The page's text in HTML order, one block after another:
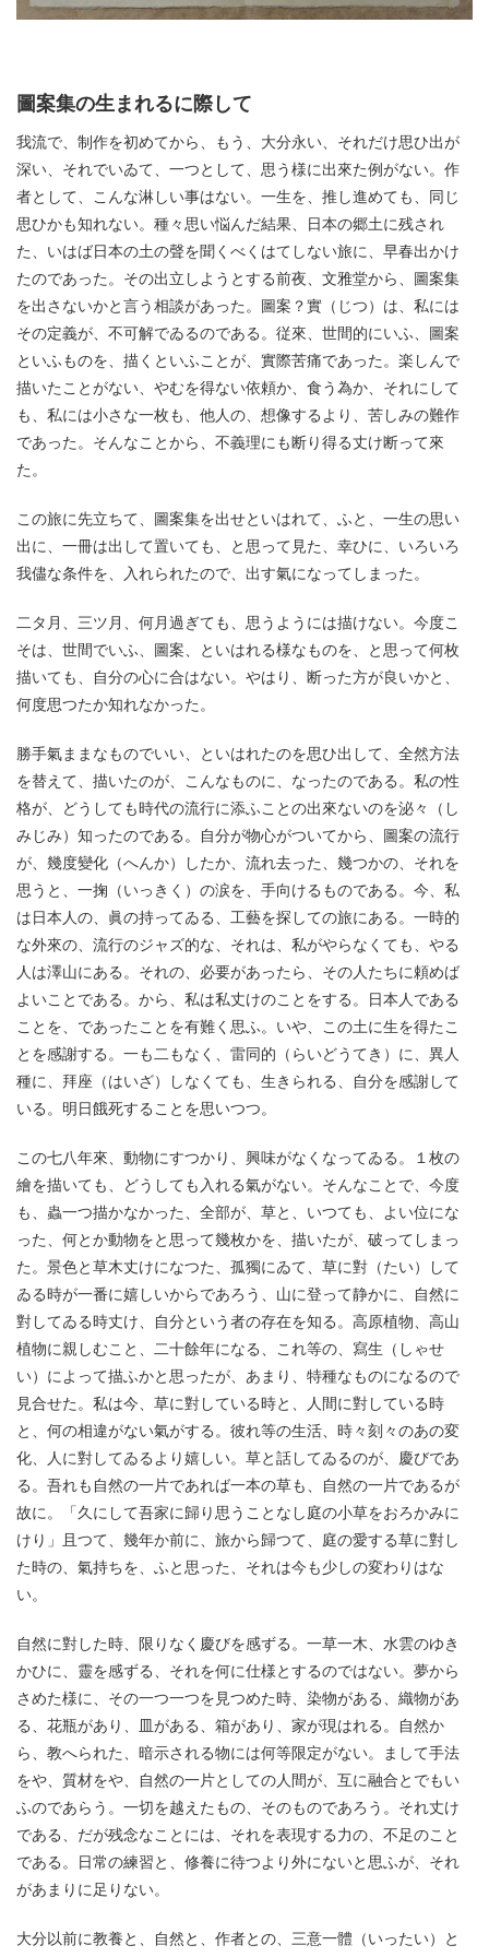
圖案集の生まれるに際して
我流で、制作を初めてから、もう、大分永い、それだけ思ひ出が
深い、それでいゐて、一つとして、思う様に出來た例がない。作
者として、こんな淋しい事はない。一生を、推し進めても、同じ
思ひかも知れない。種々思い悩んだ結果、日本の郷土に残され
た、いはば日本の土の聲を聞くべくはてしない旅に、早春出かけ
たのであった。その出立しようとする前夜、文雅堂から、圖案集
を出さないかと言う相談があった。圖案？實（じつ）は、私には
その定義が、不可解でゐるのである。従來、世間的にいふ、圖案
といふものを、描くといふことが、實際苦痛であった。楽しんで
描いたことがない、やむを得ない依頼か、食う為か、それにして
も、私には小さな一枚も、他人の、想像するより、苦しみの難作
であった。そんなことから、不義理にも断り得る丈け断って來
た。
この旅に先立ちて、圖案集を出せといはれて、ふと、一生の思い
出に、一冊は出して置いても、と思って見た、幸ひに、いろいろ
我儘な条件を、入れられたので、出す氣になってしまった。
二タ月、三ツ月、何月過ぎても、思うようには描けない。今度こ
そは、世間でいふ、圖案、といはれる様なものを、と思って何枚
描いても、自分の心に合はない。やはり、断った方が良いかと、
何度思つたか知れなかった。
勝手氣ままなものでいい、といはれたのを思ひ出して、全然方法
を替えて、描いたのが、こんなものに、なったのである。私の性
格が、どうしても時代の流行に添ふことの出來ないのを泌々（し
みじみ）知ったのである。自分が物心がついてから、圖案の流行
が、幾度變化（へんか）したか、流れ去った、幾つかの、それを
思うと、一掬（いっきく）の涙を、手向けるものである。今、私
は日本人の、眞の持ってゐる、工藝を探しての旅にある。一時的
な外來の、流行のジャズ的な、それは、私がやらなくても、やる
人は澤山にある。それの、必要があったら、その人たちに頼めば
よいことである。から、私は私丈けのことをする。日本人である
ことを、であったことを有難く思ふ。いや、この土に生を得たこ
とを感謝する。一も二もなく、雷同的（らいどうてき）に、異人
種に、拜座（はいざ）しなくても、生きられる、自分を感謝して
いる。明日餓死することを思いつつ。
この七八年來、動物にすつかり、興味がなくなってゐる。１枚の
繪を描いても、どうしても入れる氣がない。そんなことで、今度
も、蟲一つ描かなかった、全部が、草と、いつても、よい位にな
った、何とか動物をと思って幾枚かを、描いたが、破ってしまっ
た。景色と草木丈けになつた、孤獨にゐて、草に對（たい）して
ゐる時が一番に嬉しいからであろう、山に登って静かに、自然に
對してゐる時丈け、自分という者の存在を知る。高原植物、高山
植物に親しむこと、二十餘年になる、これ等の、寫生（しゃせ
い）によって描ふかと思ったが、あまり、特種なものになるので
見合せた。私は今、草に對している時と、人間に對している時
と、何の相違がない氣がする。彼れ等の生活、時々刻々のあの変
化、人に對してゐるより嬉しい。草と話してゐるのが、慶びであ
る。吾れも自然の一片であれば一本の草も、自然の一片であるが
故に。「久にして吾家に歸り思うことなし庭の小草をおろかみに
けり」且つて、幾年か前に、旅から歸つて、庭の愛する草に對し
た時の、氣持ちを、ふと思った、それは今も少しの変わりはな
い。
自然に對した時、限りなく慶びを感ずる。一草一木、水雲のゆき
かひに、靈を感ずる、それを何に仕様とするのではない。夢から
さめた様に、その一つ一つを見つめた時、染物がある、織物があ
る、花瓶があり、皿がある、箱があり、家が現はれる。自然か
ら、教へられた、暗示される物には何等限定がない。まして手法
をや、質材をや、自然の一片としての人間が、互に融合とでもい
ふのであらう。一切を越えたもの、そのものであろう。それ丈け
である、だが残念なことには、それを表現する力の、不足のこと
である。日常の練習と、修養に待つより外にないと思ふが、それ
があまりに足りない。
大分以前に教養と、自然と、作者との、三意一體（いったい）と